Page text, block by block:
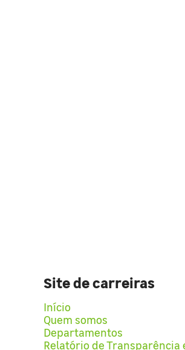
Site de carreiras
Início
Quem somos
Departamentos
Relatório de Transparência